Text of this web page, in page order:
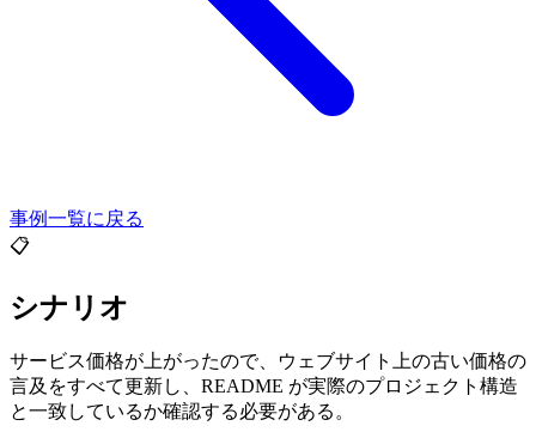
事例一覧に戻る
📋
シナリオ
サービス価格が上がったので、ウェブサイト上の古い価格の
言及をすべて更新し、README が実際のプロジェクト構造
と一致しているか確認する必要がある。